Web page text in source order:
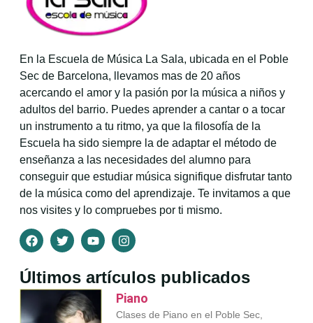
En la Escuela de Música La Sala, ubicada en el Poble
Sec de Barcelona, llevamos mas de 20 años
acercando el amor y la pasión por la música a niños y
adultos del barrio. Puedes aprender a cantar o a tocar
un instrumento a tu ritmo, ya que la filosofía de la
Escuela ha sido siempre la de adaptar el método de
enseñanza a las necesidades del alumno para
conseguir que estudiar música signifique disfrutar tanto
de la música como del aprendizaje. Te invitamos a que
nos visites y lo compruebes por ti mismo.
Últimos artículos publicados
Piano
Clases de Piano en el Poble Sec,